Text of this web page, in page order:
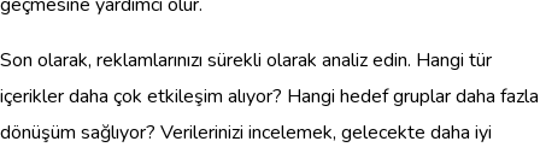
Son olarak, reklamlarınızı sürekli olarak analiz edin. Hangi tür
içerikler daha çok etkileşim alıyor? Hangi hedef gruplar daha fazla
dönüşüm sağlıyor? Verilerinizi incelemek, gelecekte daha iyi